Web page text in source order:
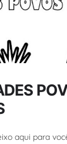
aqui para